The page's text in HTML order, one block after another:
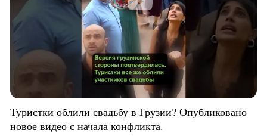
Туристки облили свадьбу в Грузии? Опубликовано
новое видео с начала конфликта.